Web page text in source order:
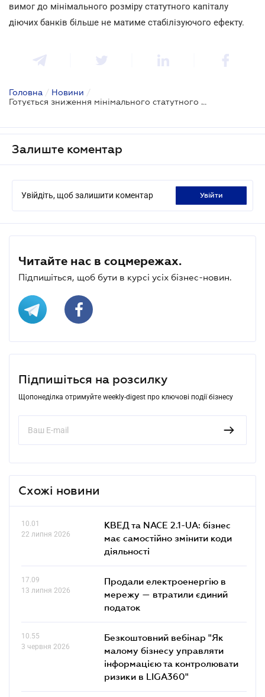
вимог до мінімального розміру статутного капіталу
діючих банків більше не матиме стабілізуючого ефекту.
Головна / Новини /
Готується зниження мінімального статутного капіталу для банків
Залиште коментар
Увійдіть, щоб залишити коментар увійти
Читайте нас в соцмережах.
Підпишіться, щоб бути в курсі усіх бізнес-новин.
Підпишіться на розсилку
Щопонеділка отримуйте weekly-digest про ключові події бізнесу
Схожі новини
10.01
22 липня 2026
КВЕД та NACE 2.1-UA: бізнес
має самостійно змінити коди
діяльності
17.09
13 липня 2026
Продали електроенергію в
мережу — втратили єдиний
податок
10.55
3 червня 2026
Безкоштовний вебінар "Як
малому бізнесу управляти
інформацією та контролювати
ризики в LIGA360"